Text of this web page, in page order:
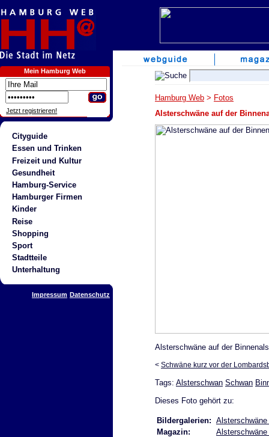
Mein Hamburg Web
Jetzt registrieren!
Cityguide
Essen und Trinken
Freizeit und Kultur
Gesundheit
Hamburg-Service
Hamburger Firmen
Kinder
Reise
Shopping
Sport
Stadtteile
Unterhaltung
Impressum Datenschutz
Hamburg Web > Fotos
Alsterschwäne auf der
Alsterschwäne auf der
< Schwäne kurz vor der
Tags: Alsterschwan Schwan
Dieses Foto gehört zu:
Bildergalerien:
Magazin: